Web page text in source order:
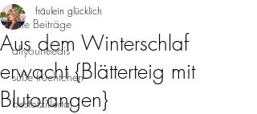
Alle Beiträge
allyouneedis
süße früchtchen
bestofzillertal
Aus dem Winterschlaf
erwacht {Blätterteig mit
Blutorangen}
fräulein glücklich